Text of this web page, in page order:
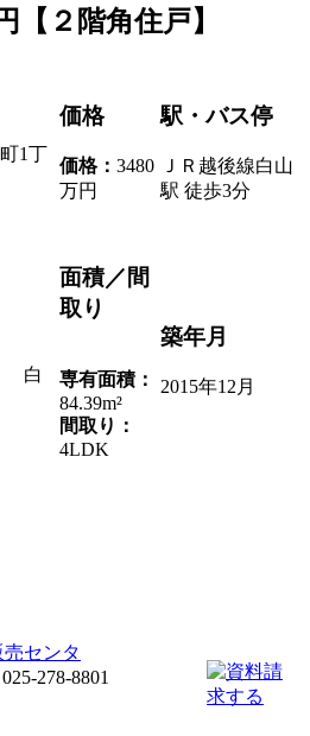
【２階角住戸】
1丁
価格
価格： 3480
万円
駅・バス停
ＪＲ越後線白山
駅 徒歩3分
白
面積／間
取り
専有面積：
84.39m²
間取り：
4LDK
築年月
2015年12月
センタ
278-8801